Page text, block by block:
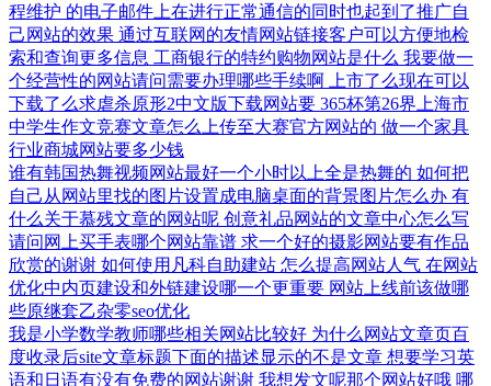
程维护 的电子邮件上在进行正常通信的同时也起到了推广自
己网站的效果 通过互联网的友情网站链接客户可以方便地检
索和查询更多信息 工商银行的特约购物网站是什么 我要做一
个经营性的网站请问需要办理哪些手续啊
上市了么现在可以
下载了么求虐杀原形2中文版下载网站要 365杯第26界上海市
中学生作文竞赛文章怎么上传至大赛官方网站的 做一个家具
行业商城网站要多少钱
谁有韩国热舞视频网站最好一个小时以上全是热舞的 如何把
自己从网站里找的图片设置成电脑桌面的背景图片怎么办 有
什么关于慕残文章的网站呢 创意礼品网站的文章中心怎么写
请问网上买手表哪个网站靠谱 求一个好的摄影网站要有作品
欣赏的谢谢 如何使用凡科自助建站 怎么提高网站人气 在网站
优化中内页建设和外链建设哪一个更重要 网站上线前该做哪
些原继套乙杂零seo优化
我是小学数学教师哪些相关网站比较好 为什么网站文章页百
度收录后site文章标题下面的描述显示的不是文章 想要学习英
语和日语有没有免费的网站谢谢 我想发文呢那个网站好哦 哪